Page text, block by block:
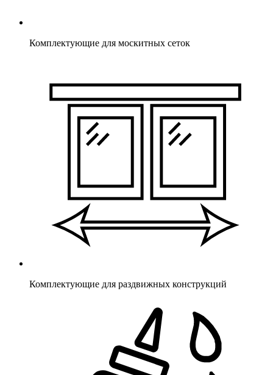
Комплектующие для москитных сеток
Комплектующие для раздвижных конструкций